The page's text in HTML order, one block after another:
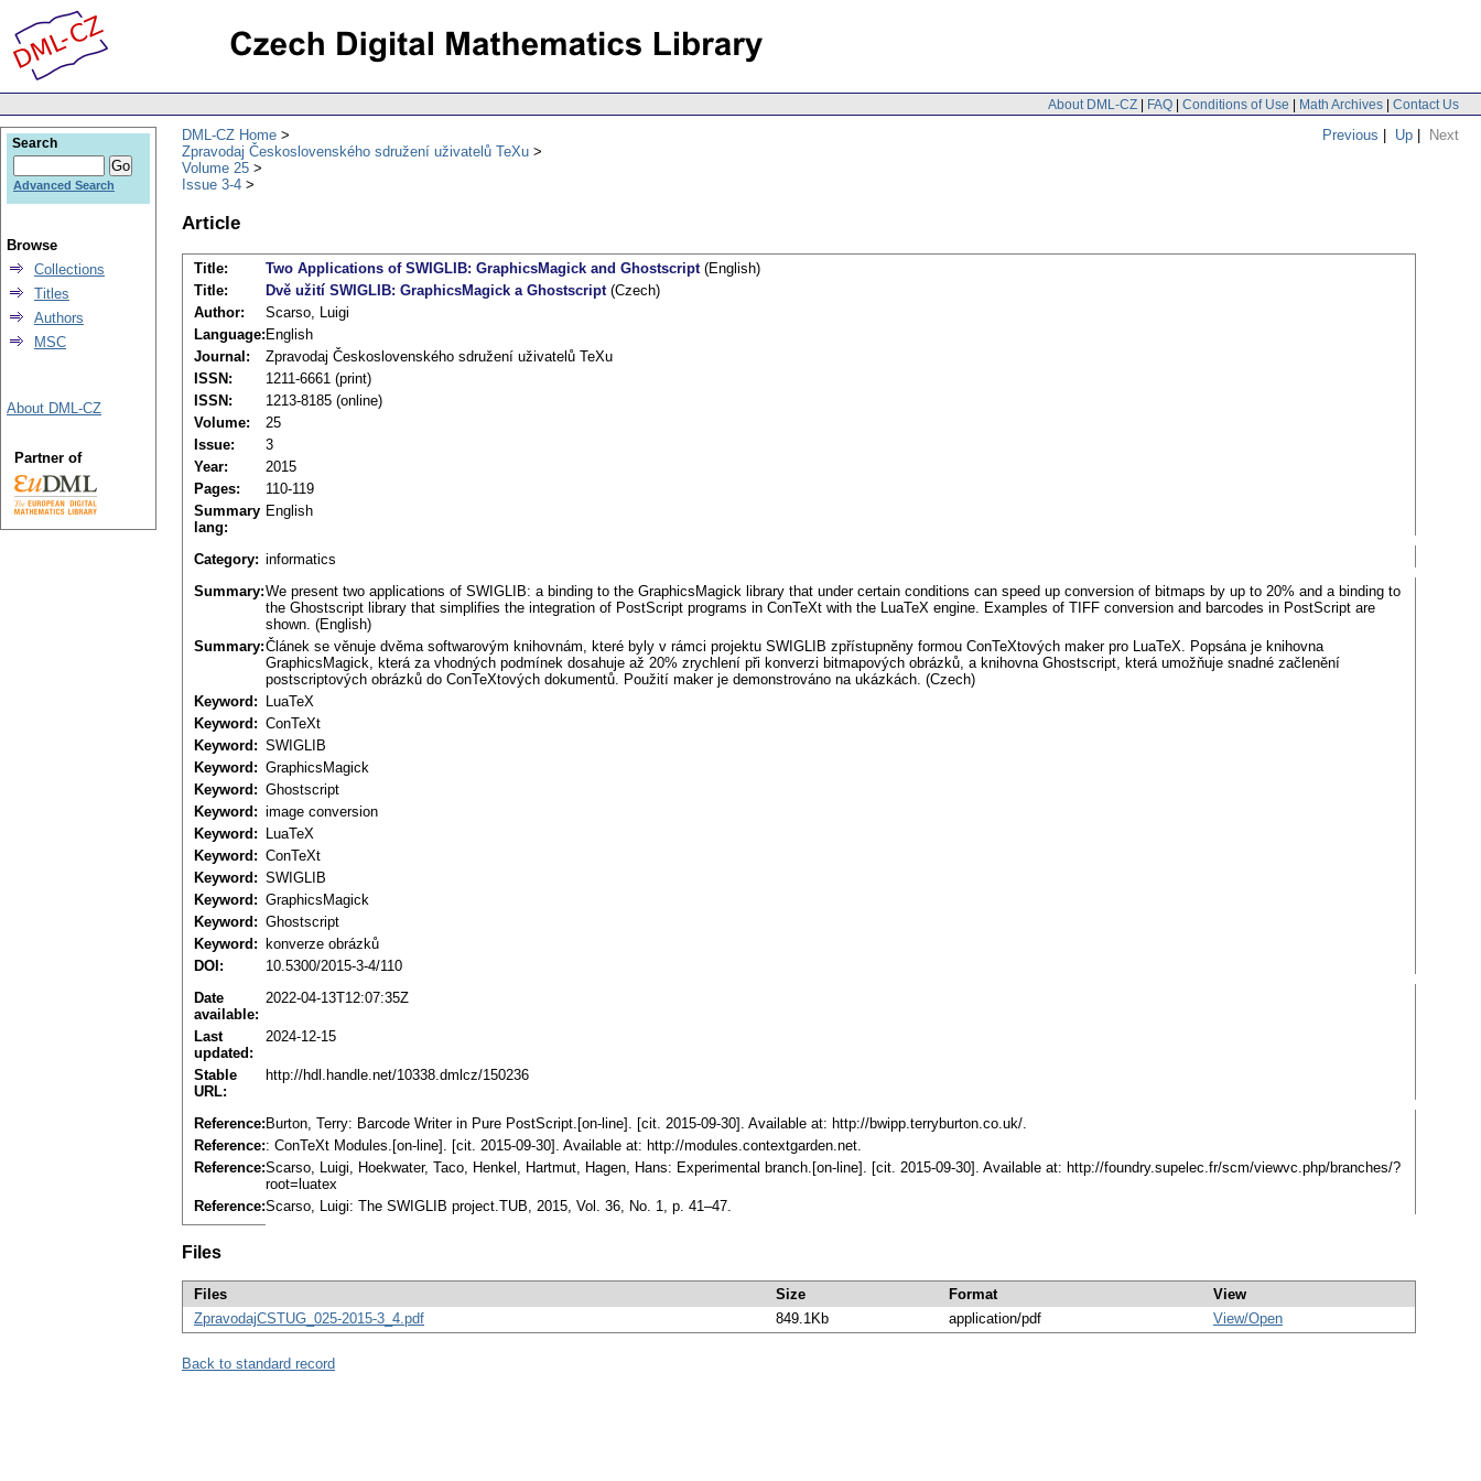
About DML-CZ | FAQ | Conditions of Use | Math Archives | Contact Us
Previous | Up | Next
DML-CZ Home
Zpravodaj Československého sdružení uživatelů TeXu
Volume 25
Issue 3-4
Article
Title: Two Applications of SWIGLIB: GraphicsMagick and Ghostscript(English)
Title:
Dvě užití SWIGLIB: GraphicsMagick a Ghostscript(Czech)
Author:
Scarso, Luigi
Language: English
Journal:
Zpravodaj Československého sdružení uživatelů TeXu
ISSN:
1211-6661 (print)
ISSN:
1213-8185 (online)
Volume:
25
Issue:
3
Year:
2015
Pages:
110-119
Summary
lang:
English
Category: informatics
Summary:We present two applications of SWIGLIB: a binding to the GraphicsMagick library that under certain conditions can speed up conversion of bitmaps by up to 20% and a binding to
the Ghostscript library that simplifies the integration of PostScript programs in ConTeXt with the LuaTeX engine. Examples of TIFF conversion and barcodes in PostScript are
shown. (English)
Summary:Článek se věnuje dvěma softwarovým knihovnám, které byly v rámci projektu SWIGLIB zpřístupněny formou ConTeXtových maker pro LuaTeX. Popsána je knihovna
GraphicsMagick, která za vhodných podmínek dosahuje až 20% zrychlení při konverzi bitmapových obrázků, a knihovna Ghostscript, která umožňuje snadné začlenění
postscriptových obrázků do ConTeXtových dokumentů. Použití maker je demonstrováno na ukázkách. (Czech)
Keyword:
LuaTeX
Keyword: ConTeXt
Keyword: SWIGLIB
Keyword: GraphicsMagick
Keyword: Ghostscript
Keyword: image conversion
Keyword:
LuaTeX
Keyword: ConTeXt
Keyword: SWIGLIB
Keyword: GraphicsMagick
Keyword: Ghostscript
Keyword:
konverze obrázků
DOI:
10.5300/2015-3-4/110
Date
available:
2022-04-13T12:07:35Z
Last
updated:
2024-12-15
Stable
URL:
http://hdl.handle.net/10338.dmlcz/150236
Reference: Burton, Terry: Barcode Writer in Pure PostScript.[on-line]. [cit. 2015-09-30]. Available at: http://bwipp.terryburton.co.uk/.
Reference:: ConTeXt Modules.[on-line]. [cit. 2015-09-30]. Available at: http://modules.contextgarden.net.
Reference:Scarso, Luigi, Hoekwater, Taco, Henkel, Hartmut, Hagen, Hans: Experimental branch.[on-line]. [cit. 2015-09-30]. Available at: http://foundry.supelec.fr/scm/viewvc.php/branches/?
root=luatex
Reference:Scarso, Luigi: The SWIGLIB project.TUB, 2015, Vol. 36, No. 1, p. 41–47.
Files
Files Size Format
View
ZpravodajCSTUG_025-2015-3_4.pdf
849.1Kb application/pdf View/Open
Back to standard record
Search
Advanced Search
Browse
Collections
Titles
Authors
MSC
About DML-CZ
Partner of